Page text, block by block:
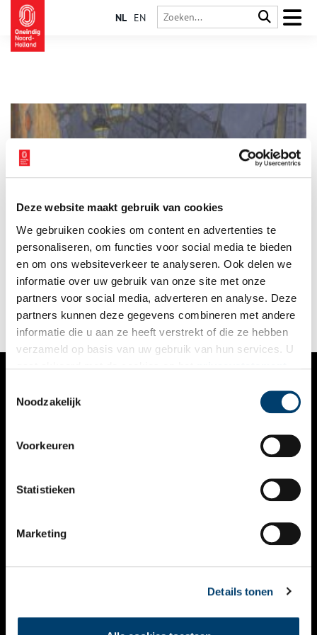
Deze website maakt gebruik van cookies
We gebruiken cookies om content en advertenties te
personaliseren, om functies voor social media te bieden
en om ons websiteverkeer te analyseren. Ook delen we
informatie over uw gebruik van onze site met onze
partners voor social media, adverteren en analyse. Deze
partners kunnen deze gegevens combineren met andere
informatie die u aan ze heeft verstrekt of die ze hebben
verzameld op basis van uw gebruik van hun services. U
Noodzakelijk
Voorkeuren
Statistieken
Marketing
Details tonen
NL EN
Het Van Gogh Museum heeft zijn collectie van werken op
papier verrijkt met twee topstukken in pastel: Avenue de
Clichy, ’s avonds, vijf uur (1887) van Louis Anquetin (1861-
1932) en Het Comomeer (1897) van William Degouve de
Nuncques (1867-1935).
2 min
VERHALEN
KALENDER
THEMA’S
VIDEO’S
CONTACT